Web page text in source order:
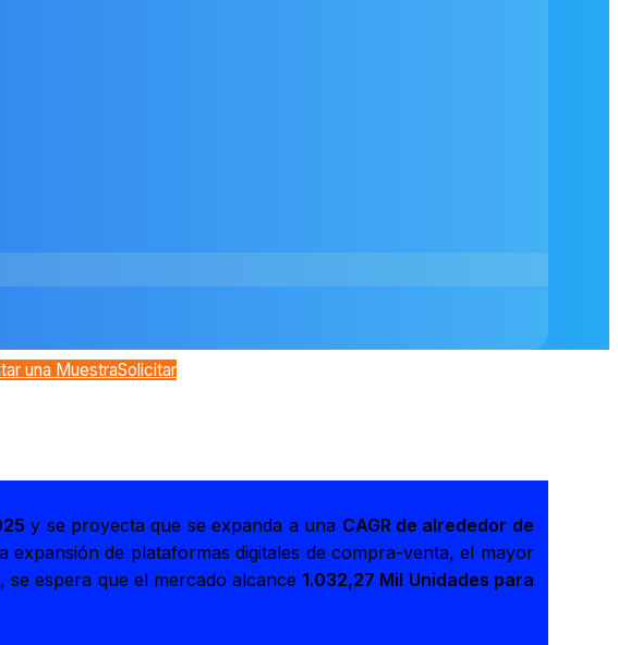
una MuestraSolicitar
y se proyecta que se expanda a una CAGR de alrededor de
de plataformas digitales de compra-venta, el mayor
espera que el mercado alcance 1.032,27 Mil Unidades para